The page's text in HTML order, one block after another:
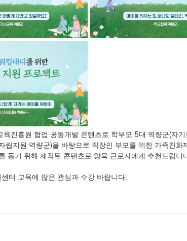
육진흥원 협업 공동개발 콘텐츠로 학부모 5대 역량군(자
립지원 역량군)을 바탕으로 직장인 부모를 위한 가족친
돕기 위해 제작된 콘텐츠로 양육 근로자에게 추천드립니
터 교육에 많은 관심과 수강 바랍니다.